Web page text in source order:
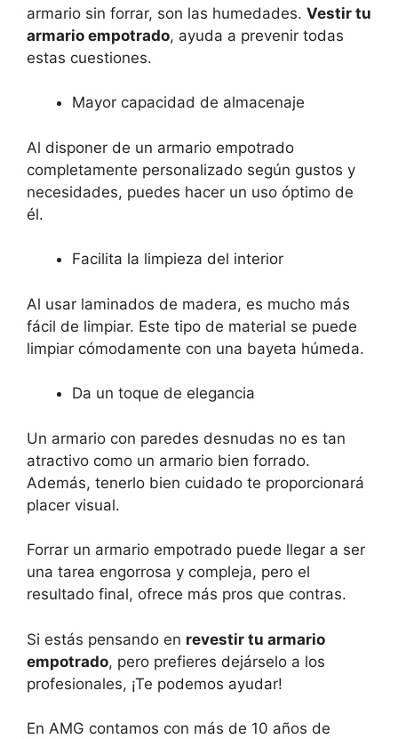
armario sin forrar, son las humedades. Vestir tu
armario empotrado, ayuda a prevenir todas
estas cuestiones.
Mayor capacidad de almacenaje
Al disponer de un armario empotrado
completamente personalizado según gustos y
necesidades, puedes hacer un uso óptimo de
él.
Facilita la limpieza del interior
Al usar laminados de madera, es mucho más
fácil de limpiar. Este tipo de material se puede
limpiar cómodamente con una bayeta húmeda.
Da un toque de elegancia
Un armario con paredes desnudas no es tan
atractivo como un armario bien forrado.
Además, tenerlo bien cuidado te proporcionará
placer visual.
Forrar un armario empotrado puede llegar a ser
una tarea engorrosa y compleja, pero el
resultado final, ofrece más pros que contras.
Si estás pensando en revestir tu armario
empotrado, pero prefieres dejárselo a los
profesionales, ¡Te podemos ayudar!
En AMG contamos con más de 10 años de